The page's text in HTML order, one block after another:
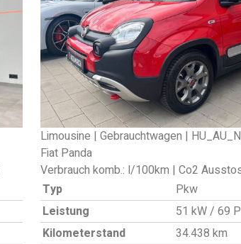
Limousine | Gebrauchtwagen |
Fiat Panda
Verbrauch komb.: l/100km | Co2
Typ
Pkw
Leistung
51 kW / 69
Kilometerstand
34.438 km